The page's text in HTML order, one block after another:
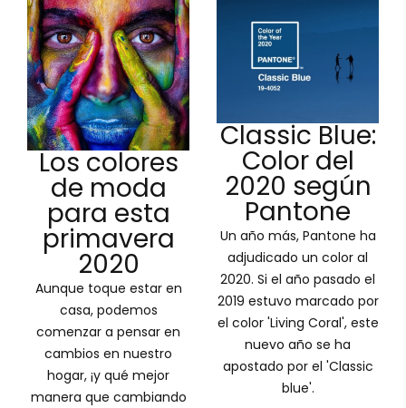
Los colores
de moda
para esta
primavera
2020
Aunque toque estar en
casa, podemos
comenzar a pensar en
cambios en nuestro
hogar, ¡y qué mejor
manera que cambiando
Classic Blue:
Color del
2020 según
Pantone
Un año más, Pantone ha
adjudicado un color al
2020. Si el año pasado el
2019 estuvo marcado por
el color 'Living Coral', este
nuevo año se ha
apostado por el 'Classic
blue'.